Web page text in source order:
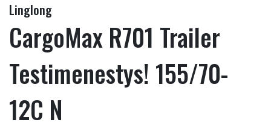
Linglong
CargoMax R701 Trailer
Testimenestys! 155/70-
12C N